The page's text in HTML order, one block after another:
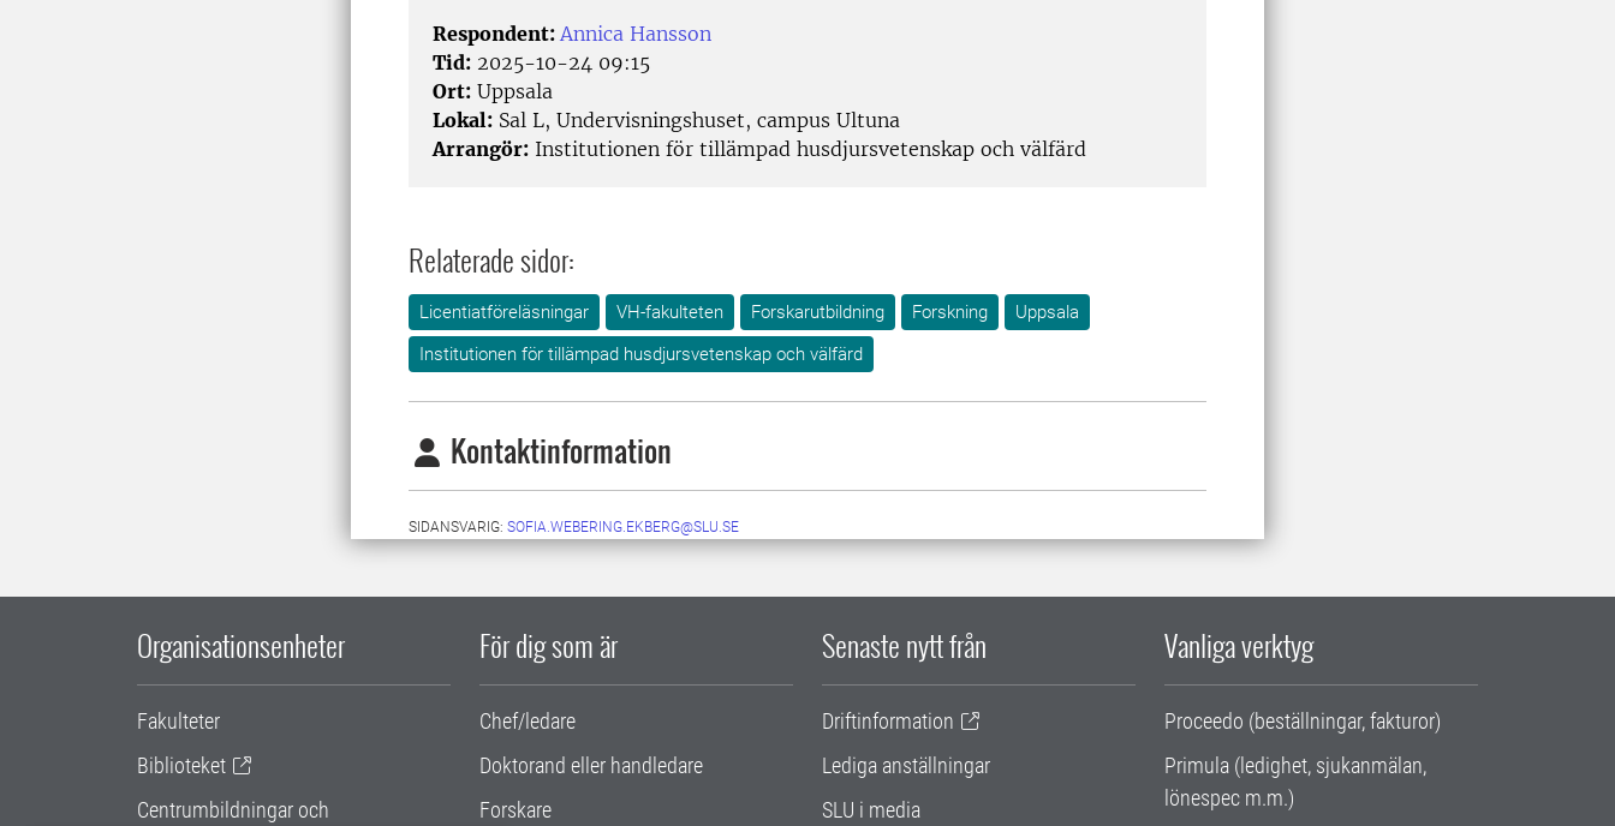
Respondent: Annica Hansson
Tid: 2025-10-24 09:15
Ort: Uppsala
Lokal: Sal L, Undervisningshuset, campus Ultuna
Arrangör: Institutionen för tillämpad husdjursvetenskap och välfärd
Relaterade sidor:
Licentiatföreläsningar VH-fakulteten Forskarutbildning Forskning
Uppsala
Institutionen för tillämpad husdjursvetenskap och välfärd
Kontaktinformation
SIDANSVARIG: SOFIA.WEBERING.EKBERG@SLU.SE
Organisationsenheter
Fakulteter
Biblioteket
Centrumbildningar och
För dig som är
Chef/ledare
Doktorand eller handledare
Forskare
Senaste nytt från
Driftinformation
Lediga anställningar
SLU i media
Vanliga verktyg
Proceedo (beställningar, fakturor)
Primula (ledighet, sjukanmälan,
lönespec m.m.)